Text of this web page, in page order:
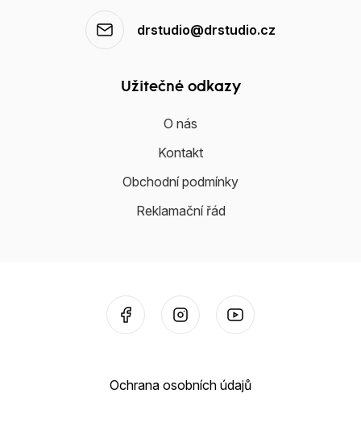
drstudio@drstudio.cz
Užitečné odkazy
O nás
Kontakt
Obchodní podmínky
Reklamační řád
Ochrana osobních údajů